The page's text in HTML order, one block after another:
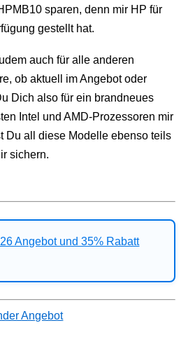
sparen, denn mir HP für
gestellt hat.
auch für alle anderen
ob aktuell im Angebot oder
Dich also für ein brandneues
Intel und AMD-Prozessoren mir
Du all diese Modelle ebenso teils
sichern.